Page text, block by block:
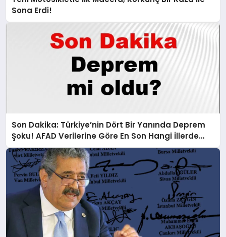
Sona Erdi!
Son Dakika: Türkiye’nin Dört Bir Yanında Deprem
Şoku! AFAD Verilerine Göre En Son Hangi İllerde
Sallandı?